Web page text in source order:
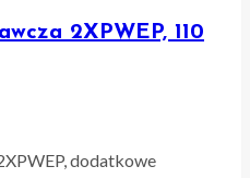
2XPWEP, 110
dodatkowe